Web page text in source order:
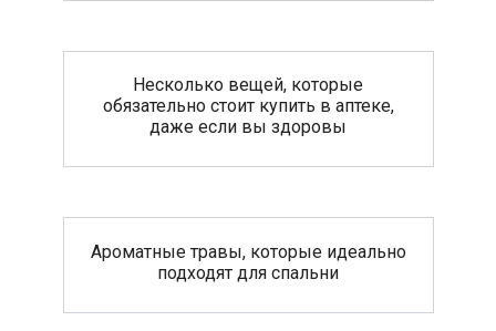
Несколько вещей, которые
обязательно стоит купить в аптеке,
даже если вы здоровы
Ароматные травы, которые идеально
подходят для спальни